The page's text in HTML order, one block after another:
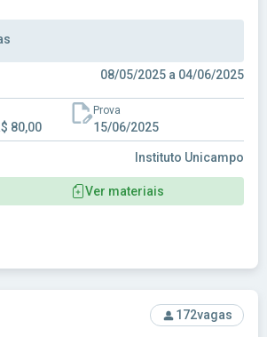
08/05/2025 a 04/06/2025
80,00
Prova
15/06/2025
Instituto Unicampo
Ver materiais
de Uberlândia - MG - Prefeitura
172vagas